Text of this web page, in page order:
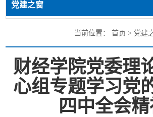
党建之窗
当前位置： 首页 > 党建
财经学院党委理
心组专题学习党
四中全会